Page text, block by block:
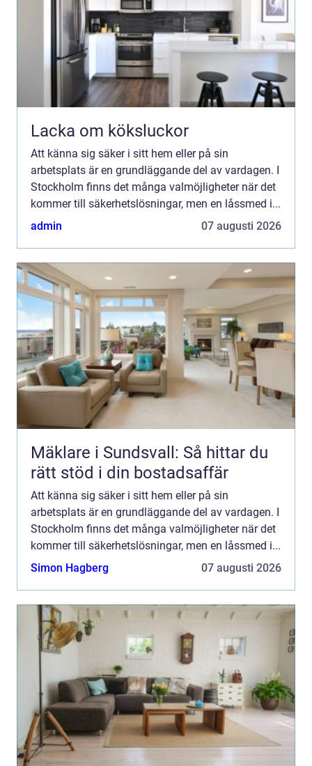
Lacka om köksluckor
Att känna sig säker i sitt hem eller på sin
arbetsplats är en grundläggande del av vardagen. I
Stockholm finns det många valmöjligheter när det
kommer till säkerhetslösningar, men en låssmed i...
admin
07 augusti 2026
Mäklare i Sundsvall: Så hittar du
rätt stöd i din bostadsaffär
Att känna sig säker i sitt hem eller på sin
arbetsplats är en grundläggande del av vardagen. I
Stockholm finns det många valmöjligheter när det
kommer till säkerhetslösningar, men en låssmed i...
Simon Hagberg
07 augusti 2026